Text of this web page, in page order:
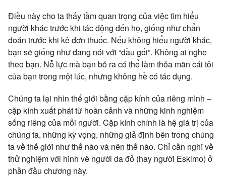
Điều này cho ta thấy tầm quan trọng của việc tìm hiểu
người khác trước khi tác động đến họ, giống như chẩn
đoán trước khi kê đơn thuốc. Nếu không hiểu người khác,
bạn sẽ giống như đang nói với “đầu gối”. Không ai nghe
theo bạn. Nỗ lực mà bạn bỏ ra có thể làm thỏa mãn cái tôi
của bạn trong một lúc, nhưng không hề có tác dụng.
Chúng ta lại nhìn thế giới bằng cặp kính của riêng mình –
cặp kính xuất phát từ hoàn cảnh và những kinh nghiệm
sống riêng của mỗi người. Cặp kính chính là hệ giá trị của
chúng ta, những kỳ vọng, những giả định bên trong chúng
ta về thế giới như thế nào và nên thế nào. Chỉ cần nghĩ về
thử nghiệm với hình vẽ người da đỏ (hay người Eskimo) ở
phần đầu chương này.